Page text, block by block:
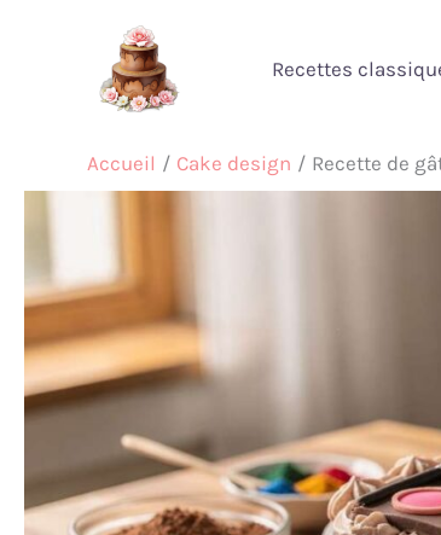
Recettes
Accueil Cake design Recette de